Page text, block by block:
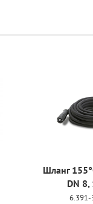
Шланг
DN